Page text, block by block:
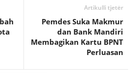
Artikulli tjetër
Pemdes Suka Makmur
dan Bank Mandiri
Membagikan Kartu BPNT
Perluasan